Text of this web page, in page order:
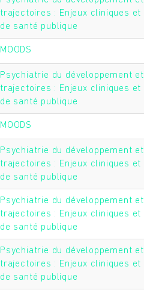
trajectoires : Enjeux cliniques et
de santé publique
MOODS
Psychiatrie du développement et
trajectoires : Enjeux cliniques et
de santé publique
MOODS
Psychiatrie du développement et
trajectoires : Enjeux cliniques et
de santé publique
Psychiatrie du développement et
trajectoires : Enjeux cliniques et
de santé publique
Psychiatrie du développement et
trajectoires : Enjeux cliniques et
de santé publique